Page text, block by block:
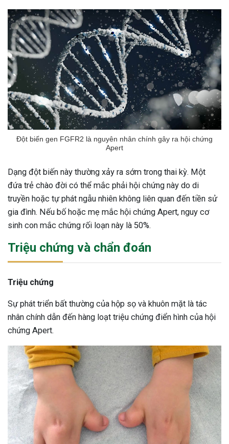
Đột biến gen FGFR2 là nguyên nhân chính gây ra hội chứng
Apert
Dạng đột biến này thường xảy ra sớm trong thai kỳ. Một
đứa trẻ chào đời có thể mắc phải hội chứng này do di
truyền hoặc tự phát ngẫu nhiên không liên quan đến tiền sử
gia đình. Nếu bố hoặc mẹ mắc hội chứng Apert, nguy cơ
sinh con mắc chứng rối loạn này là 50%.
Triệu chứng và chẩn đoán
Triệu chứng
Sự phát triển bất thường của hộp sọ và khuôn mặt là tác
nhân chính dẫn đến hàng loạt triệu chứng điển hình của hội
chứng Apert.